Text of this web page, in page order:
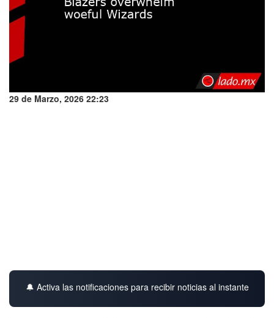
29 de Marzo, 2026 22:23
🔔 Activa las notificaciones para recibir noticias al instante